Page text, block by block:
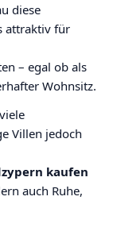
diese
attraktiv für
– egal ob als
Wohnsitz.
Villen jedoch
kaufen
auch Ruhe,